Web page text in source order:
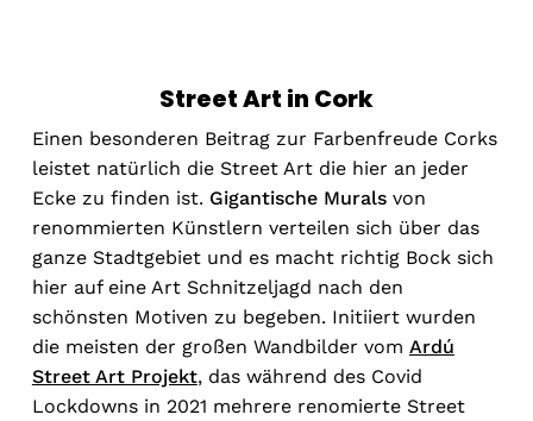
Street Art in Cork
Einen besonderen Beitrag zur Farbenfreude Corks
leistet natürlich die Street Art die hier an jeder
Ecke zu finden ist. Gigantische Muralsvon
renommierten Künstlern verteilen sich über das
ganze Stadtgebiet und es macht richtig Bock sich
hier auf eine Art Schnitzeljagd nach den
schönsten Motiven zu begeben. Initiiert wurden
die meisten der großen Wandbilder vom Ardú
Street Art Projekt, das während des Covid
Lockdowns in 2021 mehrere renomierte Street